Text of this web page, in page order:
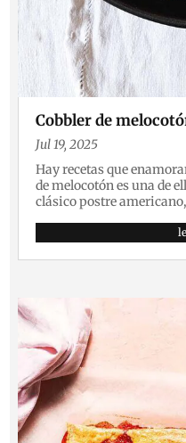
Cobbler de
Jul 19, 2025
Hay recetas que
de melocotón es una de
clásico postre